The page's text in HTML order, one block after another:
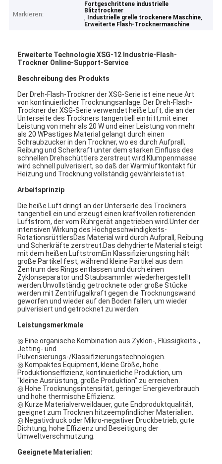
Markieren:
Fortgeschrittene industrielle
Blitztrockner
, Industrielle grelle trockenere Maschine,
Erweiterte Flash-Trocknermaschine
Erweiterte Technologie XSG-12 Industrie-Flash-
Trockner Online-Support-Service
Beschreibung des Produkts
Der Dreh-Flash-Trockner der XSG-Serie ist eine neue Art
von kontinuierlicher Trocknungsanlage. Der Dreh-Flash-
Trockner der XSG-Serie verwendet heiße Luft, die an der
Unterseite des Trockners tangentiell eintritt,mit einer
Leistung von mehr als 20 W und einer Leistung von mehr
als 20 WPastiges Material gelangt durch einen
Schraubzucker in den Trockner, wo es durch Aufprall,
Reibung und Scherkraft unter dem starken Einfluss des
schnellen Drehschüttlers zerstreut wird.Klumpenmasse
wird schnell pulverisiert, so daß der Warmluftkontakt für
Heizung und Trocknung vollständig gewährleistet ist.
Arbeitsprinzip
Die heiße Luft dringt an der Unterseite des Trockners
tangentiell ein und erzeugt einen kraftvollen rotierenden
Luftstrom, der vom Rührgerät angetrieben wird.Unter der
intensiven Wirkung des Hochgeschwindigkeits-
RotationsrüttlersDas Material wird durch Aufprall, Reibung
und Scherkräfte zerstreut.Das dehydrierte Material steigt
mit dem heißen LuftstromEin Klassifizierungsring hält
große Partikel fest, während kleine Partikel aus dem
Zentrum des Rings entlassen und durch einen
Zyklonseparator und Staubsammler wiederhergestellt
werden.Unvollständig getrocknete oder große Stücke
werden mit Zentrifugalkraft gegen die Trocknungswand
geworfen und wieder auf den Boden fallen, um wieder
pulverisiert und getrocknet zu werden.
Leistungsmerkmale
◎ Eine organische Kombination aus Zyklon-, Flüssigkeits-,
Jetting- und
Pulverisierungs-/Klassifizierungstechnologien.
◎ Kompaktes Equipment, kleine Größe, hohe
Produktionseffizienz, kontinuierliche Produktion, um
"kleine Ausrüstung, große Produktion" zu erreichen.
◎ Hohe Trocknungsintensität, geringer Energieverbrauch
und hohe thermische Effizienz.
◎ Kurze Materialverweildauer, gute Endproduktqualität,
geeignet zum Trocknen hitzeempfindlicher Materialien.
◎ Negativdruck oder Mikro-negativer Druckbetrieb, gute
Dichtung, hohe Effizienz und Beseitigung der
Umweltverschmutzung.
Geeignete Materialien: